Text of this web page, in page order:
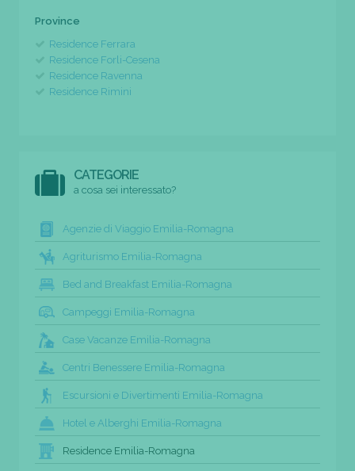
Province
Residence Ferrara
Residence Forli-Cesena
Residence Ravenna
Residence Rimini
CATEGORIE
a cosa sei interessato?
Agenzie di Viaggio Emilia-Romagna
Agriturismo Emilia-Romagna
Bed and Breakfast Emilia-Romagna
Campeggi Emilia-Romagna
Case Vacanze Emilia-Romagna
Centri Benessere Emilia-Romagna
Escursioni e Divertimenti Emilia-Romagna
Hotel e Alberghi Emilia-Romagna
Residence Emilia-Romagna